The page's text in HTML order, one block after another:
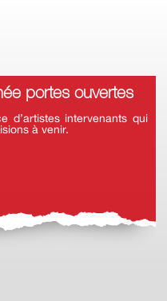
portes ouvertes
d’artistes intervenants qui
à venir.